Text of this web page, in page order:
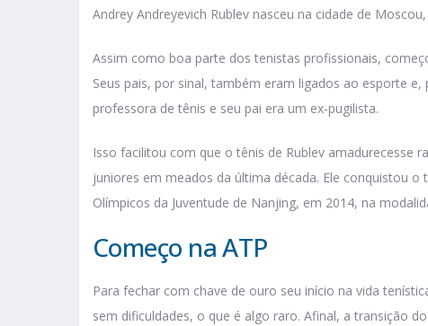
Andrey Andreyevich Rublev nasceu na cidade de
Assim como boa parte dos tenistas profissionais,
Seus pais, por sinal, também eram ligados ao esporte
professora de tênis e seu pai era um ex-pugilista.
Isso facilitou com que o tênis de Rublev amadurecesse
juniores em meados da última década. Ele conquistou
Olímpicos da Juventude de Nanjing, em 2014, na
Começo na ATP
Para fechar com chave de ouro seu início na vida
sem dificuldades, o que é algo raro. Afinal, a transição